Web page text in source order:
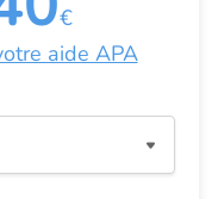
€
aide APA